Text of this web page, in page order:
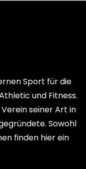
Sport für die
und Fitness.
seiner Art in
Sowohl
finden hier ein